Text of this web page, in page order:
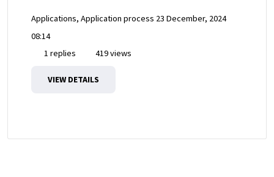
Applications, Application process 23 December, 2024
08:14
1 replies
419 views
VIEW DETAILS